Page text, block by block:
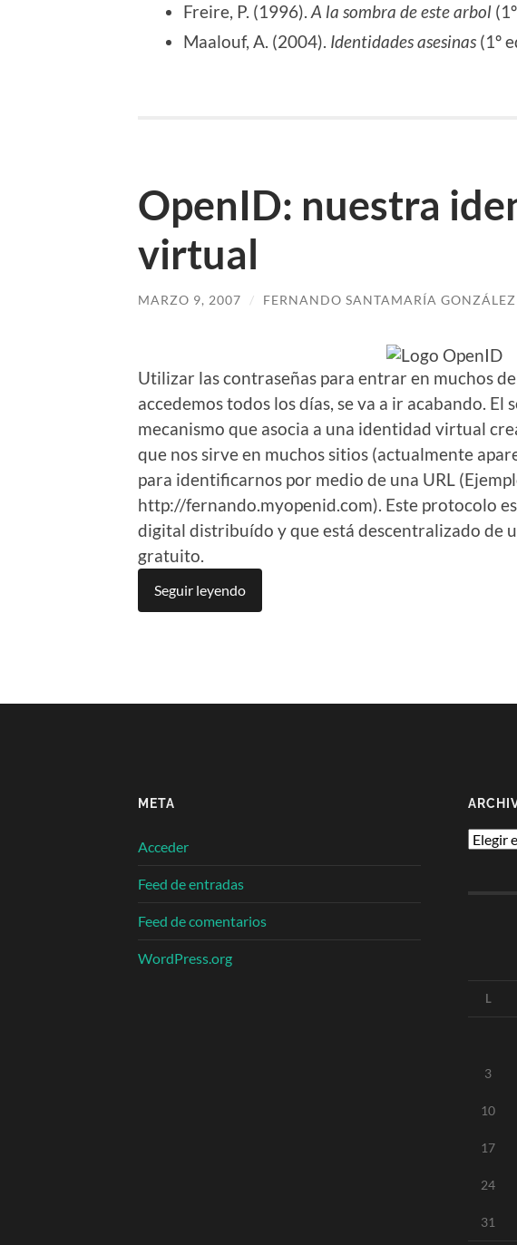
Freire, P. (1996). A la sombra de este arbol
Maalouf, A. (2004). Identidades asesinas (1º
OpenID: nuestra
virtual
MARZO 9, 2007 / FERNANDO SANTAMARÍA GONZÁLEZ
Utilizar las contraseñas para entrar en muchos
accedemos todos los días, se va a ir acabando. El
mecanismo que asocia a una identidad virtual
que nos sirve en muchos sitios (actualmente
para identificarnos por medio de una URL
http://fernando.myopenid.com). Este protocolo
digital distribuído y que está descentralizado de
gratuito.
Seguir leyendo
META
Acceder
Feed de entradas
Feed de comentarios
WordPress.org
L
3
10
17
24
31